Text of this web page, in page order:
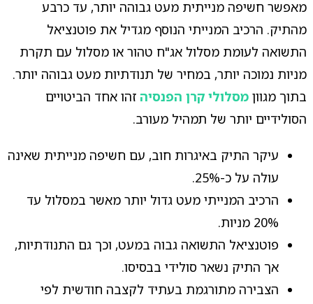
מאפשר חשיפה מנייתית מעט גבוהה יותר, עד כרבע
מהתיק. הרכיב המנייתי הנוסף מגדיל את פוטנציאל
התשואה לעומת מסלול אג"ח טהור או מסלול עם תקרת
מניות נמוכה יותר, במחיר של תנודתיות מעט גבוהה יותר.
בתוך מגוון מסלולי קרן הפנסיהזהו אחד הביטויים
הסולידיים יותר של תמהיל מעורב.
עיקר התיק באיגרות חוב, עם חשיפה מנייתית שאינה
עולה על כ-25%.
הרכיב המנייתי מעט גדול יותר מאשר במסלול עד
20% מניות.
פוטנציאל התשואה גבוה במעט, וכך גם התנודתיות,
אך התיק נשאר סולידי בבסיסו.
הצבירה מתורגמת בעתיד לקצבה חודשית לפי